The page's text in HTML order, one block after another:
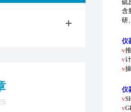
硫
含
研
仪
v
v
v
仪
v
v